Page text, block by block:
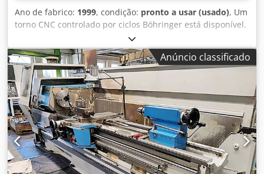
Ano de fabrico: 1999, condição: pronto a usar (usado), Um
torno CNC controlado por ciclos Böhringer está disponível.
Diâmetro de revolução sobre o barramento/mesa:
570mm/365mm, altura do centro: 280mm, largura do
barramento: 360mm, curso do eixo X: 345mm, dimensões
do carro transversal X/Y: 260mm/680mm, comprimento de
guia do carro principal: 520mm, velocidade de rotação:
2500rpm, avanço: 50mm/volta, avanço rápido X/Z:
10m/min/5m/min, curso da luneta móvel: 190mm, ângulo
do centro: 60°, peso máximo da peça:
400kg/1000kg/1600kg. Documentação disponível. Uma
visita local é possível. Disponível provavelmente a partir de
julho de 2026. Cedpsy Equyefx Acljrf
Anúncio classificado